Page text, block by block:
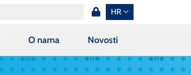
HR
O nama Novosti